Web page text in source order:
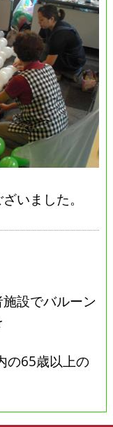
いました。
設でバルーン
の65歳以上の